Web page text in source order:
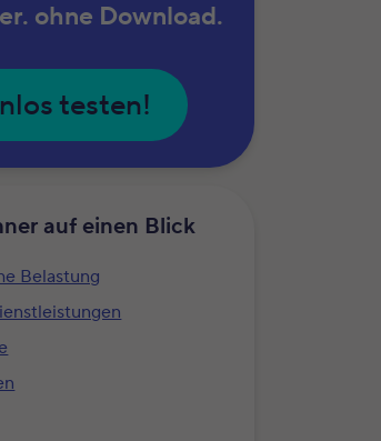
ohne Download.
testen!
auf einen Blick
Belastung